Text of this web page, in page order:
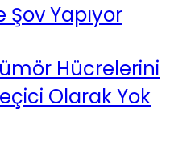
Şov Yapıyor
Hücrelerini
Olarak Yok